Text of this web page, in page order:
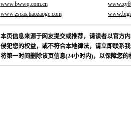
www.bwwq.com.cn
www.zscas.tiaozaoge.com
本页信息来源于网友提交或推荐，请读者以官方
侵犯您的权益，或不符合本地律法，请立即联系
将第一时间删除该页信息(24小时内)，以保障您的